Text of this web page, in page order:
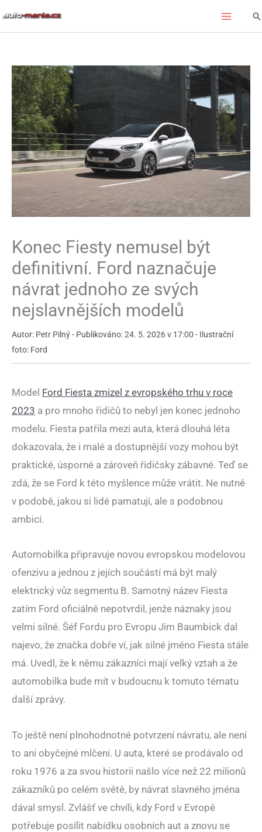
Konec Fiesty nemusel být
definitivní. Ford naznačuje
návrat jednoho ze svých
nejslavnějších modelů
Autor: Petr Pilný - Publikováno: 24. 5. 2026 v 17:00 - Ilustrační
foto: Ford
Model Ford Fiesta zmizel z evropského trhu v roce
2023 a pro mnoho řidičů to nebyl jen konec jednoho
modelu. Fiesta patřila mezi auta, která dlouhá léta
dokazovala, že i malé a dostupnější vozy mohou být
praktické, úsporné a zároveň řidičsky zábavné. Teď se
zdá, že se Ford k této myšlence může vrátit. Ne nutně
v podobě, jakou si lidé pamatují, ale s podobnou
ambicí.
Automobilka připravuje novou evropskou modelovou
ofenzivu a jednou z jejích součástí má být malý
elektrický vůz segmentu B. Samotný název Fiesta
zatím Ford oficiálně nepotvrdil, jenže náznaky jsou
velmi silné. Šéf Fordu pro Evropu Jim Baumbick dal
najevo, že značka dobře ví, jak silné jméno Fiesta stále
má. Uvedl, že k němu zákazníci mají velký vztah a že
automobilka bude mít v budoucnu k tomuto tématu
další zprávy.
To ještě není plnohodnotné potvrzení návratu, ale není
to ani obyčejné mlčení. U auta, které se prodávalo od
roku 1976 a za svou historii našlo více než 22 milionů
zákazníků po celém světě, by návrat slavného jména
dával smysl. Zvlášť ve chvíli, kdy Ford v Evropě
potřebuje posílit nabídku osobních aut a znovu se